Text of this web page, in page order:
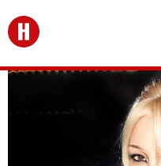
Перейти на главную